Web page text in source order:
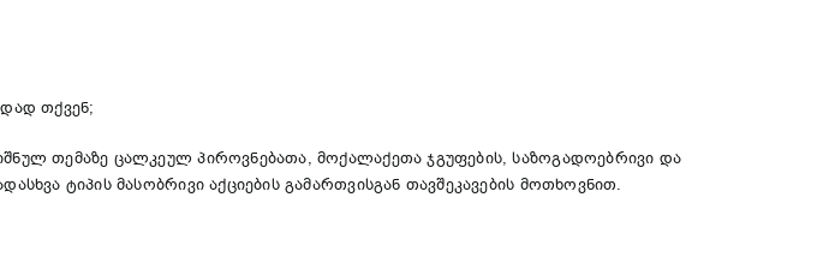
თქვენ;
თემაზე ცალკეულ პიროვნებათა, მოქალაქეთა ჯგუფების, საზოგადოებრივი და
ტიპის მასობრივი აქციების გამართვისგან თავშეკავების მოთხოვნით.